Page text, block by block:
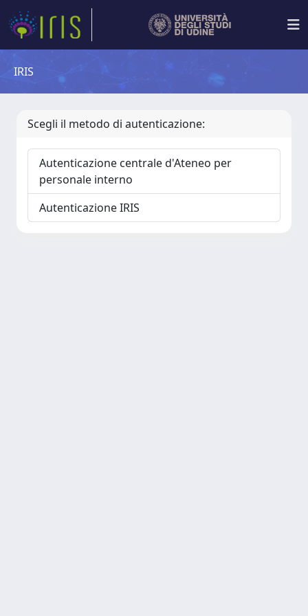
IRIS
Scegli il metodo di autenticazione:
Autenticazione centrale d'Ateneo per
personale interno
Autenticazione IRIS